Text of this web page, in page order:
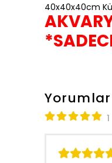
40x40x40cm
Yorumlar